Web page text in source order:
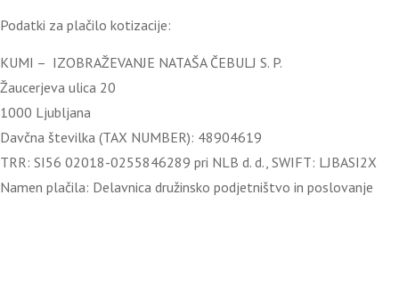
Podatki za plačilo kotizacije:
KUMI – IZOBRAŽEVANJE NATAŠA ČEBULJ S. P.
Žaucerjeva ulica 20
1000 Ljubljana
Davčna številka (TAX NUMBER): 48904619
TRR: SI56 02018-0255846289 pri NLB d. d., SWIFT: LJBASI2X
Namen plačila: Delavnica družinsko podjetništvo in poslovanje